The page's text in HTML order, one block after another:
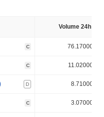
Volume 24h (%)
C 76.170000%
C 11.020000%
D 8.710000%
C 3.070000%